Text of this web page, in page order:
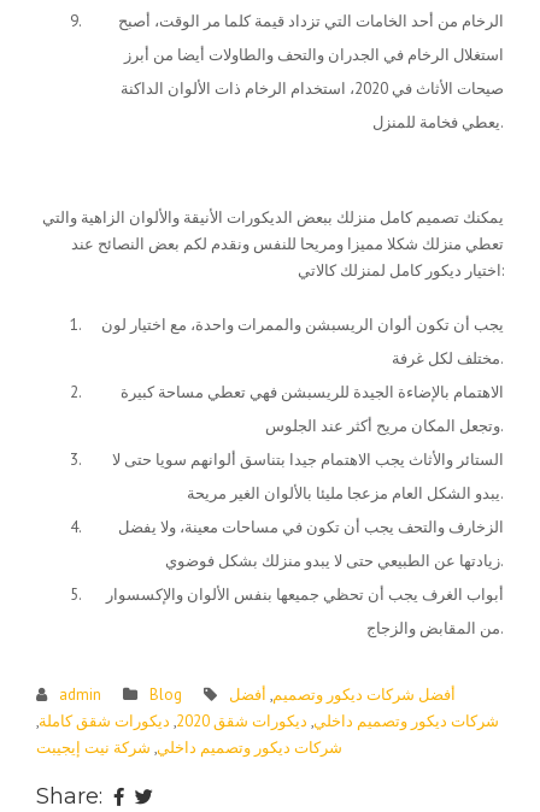
الرخام من أحد الخامات التي تزداد قيمة كلما مر الوقت، أصبح
استغلال الرخام في الجدران والتحف والطاولات أيضا من أبرز
صيحات الأثاث في 2020، استخدام الرخام ذات الألوان الداكنة
يعطي فخامة للمنزل.
يمكنك تصميم كامل منزلك ببعض الديكورات الأنيقة والألوان الزاهية والتي
تعطي منزلك شكلا مميزا ومريحا للنفس ونقدم لكم بعض النصائح عند
اختيار ديكور كامل لمنزلك كالاتي:
يجب أن تكون ألوان الريسبشن والممرات واحدة، مع اختيار لون
مختلف لكل غرفة.
الاهتمام بالإضاءة الجيدة للريسبشن فهي تعطي مساحة كبيرة
وتجعل المكان مريح أكثر عند الجلوس.
الستائر والأثاث يجب الاهتمام جيدا بتناسق ألوانهم سويا حتى لا
يبدو الشكل العام مزعجا مليئا بالألوان الغير مريحة.
الزخارف والتحف يجب أن تكون في مساحات معينة، ولا يفضل
زيادتها عن الطبيعي حتى لا يبدو منزلك بشكل فوضوي.
أبواب الغرف يجب أن تحظي جميعها بنفس الألوان والإكسسوار
من المقابض والزجاج.
admin Blog أفضل شركات ديكور وتصميم, أفضل
شركات ديكور وتصميم داخلي, ديكورات شقق 2020 , ديكورات شقق كاملة,
شركات ديكور وتصميم داخلي, شركة نيت إيجيبت
Share: